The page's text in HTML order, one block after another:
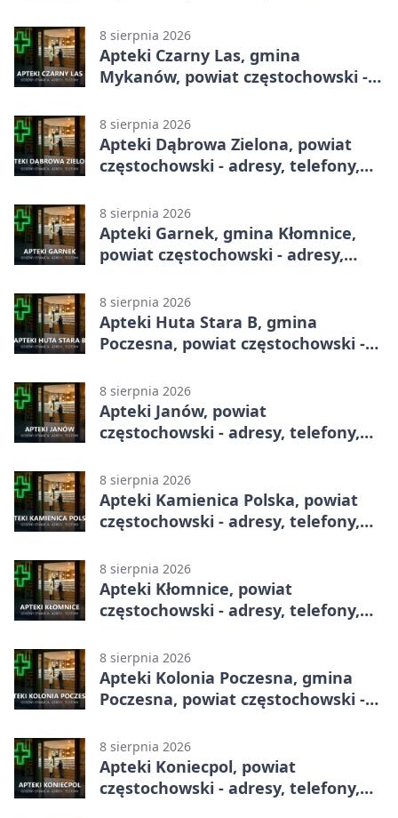
8 sierpnia 2026
Apteki Czarny Las, gmina
Mykanów, powiat częstochowski -
8 sierpnia 2026
Apteki Dąbrowa Zielona, powiat
częstochowski - adresy, telefony,
8 sierpnia 2026
Apteki Garnek, gmina Kłomnice,
powiat częstochowski - adresy,
8 sierpnia 2026
Apteki Huta Stara B, gmina
Poczesna, powiat częstochowski -
8 sierpnia 2026
Apteki Janów, powiat
częstochowski - adresy, telefony,
8 sierpnia 2026
Apteki Kamienica Polska, powiat
częstochowski - adresy, telefony,
8 sierpnia 2026
Apteki Kłomnice, powiat
częstochowski - adresy, telefony,
8 sierpnia 2026
Apteki Kolonia Poczesna, gmina
Poczesna, powiat częstochowski -
8 sierpnia 2026
Apteki Koniecpol, powiat
częstochowski - adresy, telefony,